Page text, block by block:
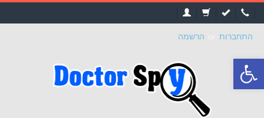
סרגל
נגישות
התחברות הרשמה